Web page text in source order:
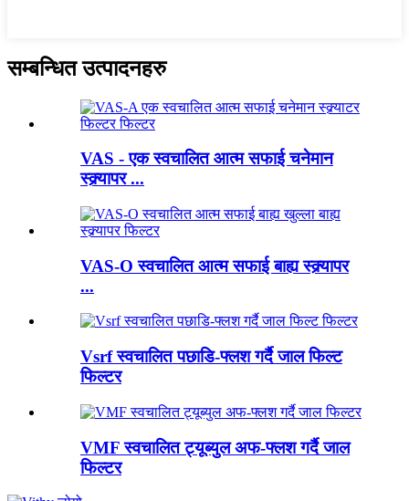
सम्बन्धित उत्पादनहरु
VAS - एक स्वचालित आत्म सफाई चनेमान
स्क्र्यापर ...
VAS-O स्वचालित आत्म सफाई बाह्य स्क्र्यापर
...
Vsrf स्वचालित पछाडि-फ्लश गर्दै जाल फिल्ट
फिल्टर
VMF स्वचालित ट्यूब्युल अफ-फ्लश गर्दै जाल
फिल्टर